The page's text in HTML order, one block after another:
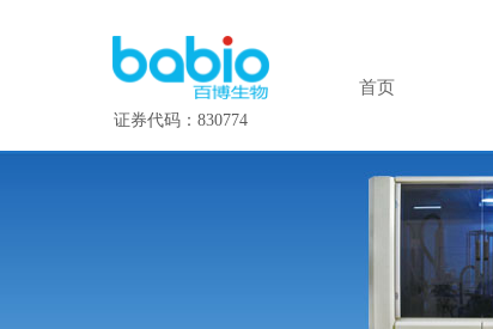
首页
证券代码：830774